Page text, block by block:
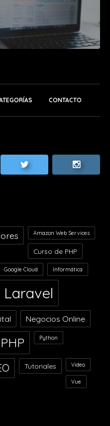
CONTACTO
Amazon Web Services
Curso de PHP
Google Cloud Informática
Laravel
Negocios Online
PHP Python
Tutoriales Video
Vue